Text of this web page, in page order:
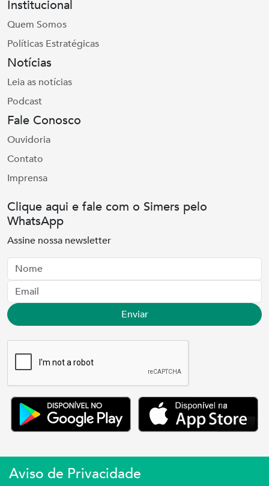
Aviso de Privacidade
Institucional
Quem Somos
Políticas Estratégicas
Notícias
Leia as notícias
Podcast
Fale Conosco
Ouvidoria
Contato
Imprensa
Clique aqui e fale com o Simers pelo
WhatsApp
Assine nossa newsletter
Nome
Email
Enviar